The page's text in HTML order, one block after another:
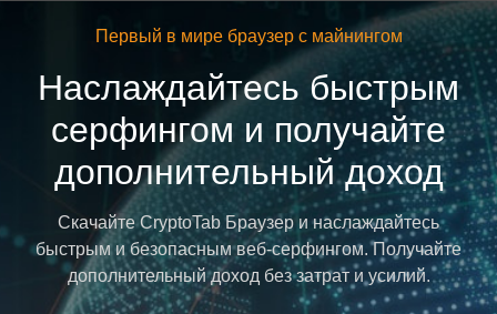
Первый в мире браузер с майнингом
Наслаждайтесь быстрым
серфингом и получайте
дополнительный доход
Скачайте CryptoTab Браузер и наслаждайтесь
быстрым и безопасным веб-серфингом. Получайте
дополнительный доход без затрат и усилий.